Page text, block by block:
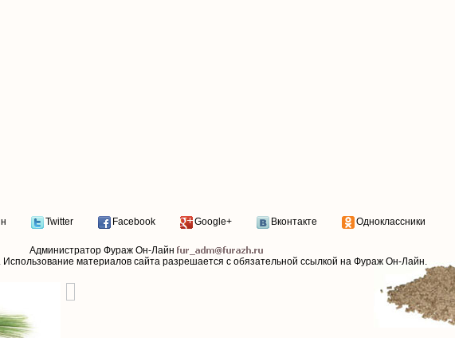
Twitter Facebook Google+ Вконтакте Одноклассники
Администратор Фураж Он-Лайн
. Использование материалов сайта разрешается с обязательной ссылкой на Фураж Он-Лайн.